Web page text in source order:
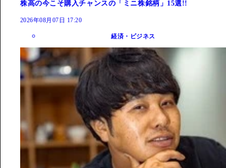
株高の今こそ購入チャンスの「ミニ株銘柄」15選!!
2026年08月07日 17:20
経済・ビジネス